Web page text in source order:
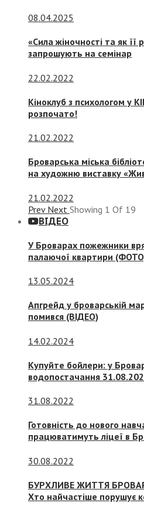
08.04.2025
«Сила жіночності та як
запрошують на семінар
22.02.2022
Кіноклуб з психологом у
розпочато!
21.02.2022
Броварська міська
на художню виставку
21.02.2022
Prev Next Showing 1 Of 19
ВІДЕО
У Броварах пожежники
палаючої квартири
13.05.2024
Апгрейд у броварській
помився (ВІДЕО)
14.02.2024
Купуйте бойлери: у
водопостачання
31.08.2022
Готовність до нового
працюватимуть ліцеї в
30.08.2022
БУРХЛИВЕ ЖИТТЯ
Хто найчастіше порушує